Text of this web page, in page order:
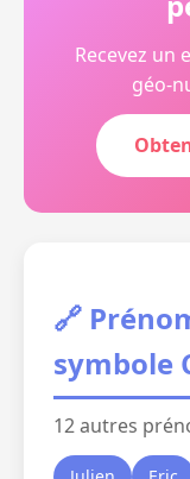
Recevez un
géo-
🔗
symbole
12 autres